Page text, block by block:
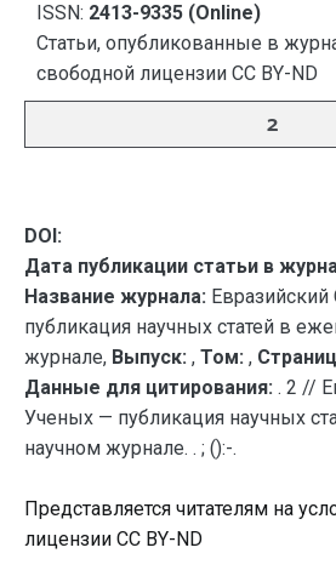
ISSN: 2413-9335 (Online)
Статьи, опубликованные в
свободной лицензии CC BY-ND
2
DOI:
Дата публикации статьи в
Название журнала:
публикация научных статей в
журнале, Выпуск: , Том: ,
Данные для цитирования: . 2 //
Ученых — публикация научных
научном журнале. . ; ():-.
Представляется читателям на
лицензии CC BY-ND